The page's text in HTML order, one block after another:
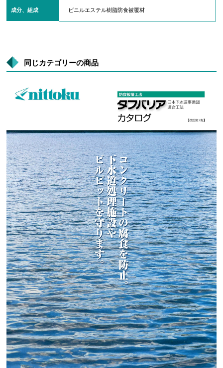
成分、組成 ビニルエステル樹脂防食被覆材
同じカテゴリーの商品